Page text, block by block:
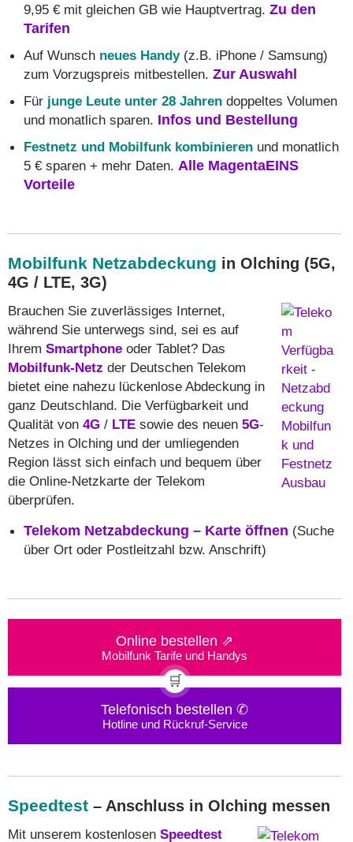
9,95 € mit gleichen GB wie Hauptvertrag. Zu den
Tarifen
Auf Wunsch neues Handy(z.B. iPhone / Samsung)
zum Vorzugspreis mitbestellen. Zur Auswahl
Für junge Leute unter 28 Jahren doppeltes Volumen
und monatlich sparen. Infos und Bestellung
Festnetz und Mobilfunk kombinieren und monatlich
5 € sparen + mehr Daten. Alle MagentaEINS
Vorteile
Mobilfunk Netzabdeckung in Olching (5G,
4G / LTE, 3G)
Brauchen Sie zuverlässiges Internet,
während Sie unterwegs sind, sei es auf
Ihrem Smartphone oder Tablet? Das
Mobilfunk-Netz der Deutschen Telekom
bietet eine nahezu lückenlose Abdeckung in
ganz Deutschland. Die Verfügbarkeit und
Qualität von 4G / LTE sowie des neuen 5G-
Netzes in Olching und der umliegenden
Region lässt sich einfach und bequem über
die Online-Netzkarte der Telekom
überprüfen.
Telekom Netzabdeckung – Karte öffnen (Suche
über Ort oder Postleitzahl bzw. Anschrift)
Online bestellen ⇗
Mobilfunk Tarife und Handys
🛒
Telefonisch bestellen ✆
Hotline und Rückruf-Service
Speedtest – Anschluss in Olching messen
Mit unserem kostenlosen Speedtest